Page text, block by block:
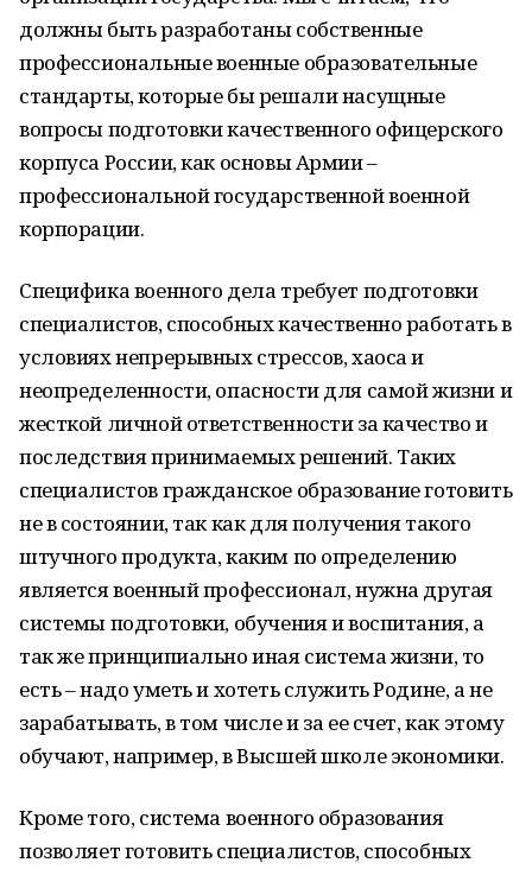
должны быть разработаны собственные
профессиональные военные образовательные
стандарты, которые бы решали насущные
вопросы подготовки качественного офицерского
корпуса России, как основы Армии –
профессиональной государственной военной
корпорации.
Специфика военного дела требует подготовки
специалистов, способных качественно работать в
условиях непрерывных стрессов, хаоса и
неопределенности, опасности для самой жизни и
жесткой личной ответственности за качество и
последствия принимаемых решений. Таких
специалистов гражданское образование готовить
не в состоянии, так как для получения такого
штучного продукта, каким по определению
является военный профессионал, нужна другая
системы подготовки, обучения и воспитания, а
так же принципиально иная система жизни, то
есть – надо уметь и хотеть служить Родине, а не
зарабатывать, в том числе и за ее счет, как этому
обучают, например, в Высшей школе экономики.
Кроме того, система военного образования
позволяет готовить специалистов, способных